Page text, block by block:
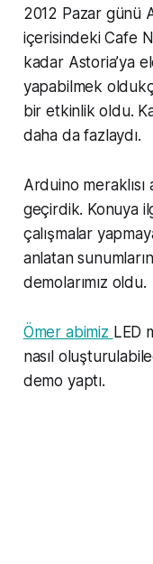
2012 Pazar günü
içerisindeki Cafe
kadar Astoria’ya
yapabilmek
bir etkinlik oldu.
daha da fazlaydı.
Arduino
geçirdik. Konuya
çalışmalar
anlatan
demolarımız oldu.
Ömer abimiz LED
nasıl
demo yaptı.